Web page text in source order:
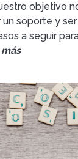
objetivo
un soporte y
a seguir
más